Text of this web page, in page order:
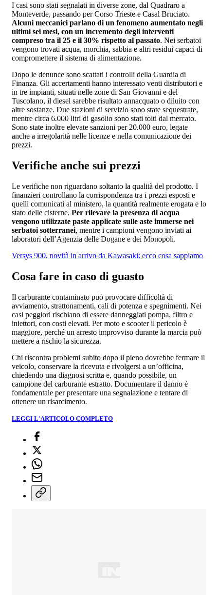
I casi sono stati segnalati in diverse zone, dal Quadraro a
Monteverde, passando per Corso Trieste e Casal Bruciato.
Alcuni meccanici parlano di un fenomeno aumentato negli
ultimi sei mesi, con un incremento degli interventi
compreso tra il 25 e il 30% rispetto al passato. Nei serbatoi
vengono trovati acqua, morchia, sabbia e altri residui capaci di
compromettere il sistema di alimentazione.
Dopo le denunce sono scattati i controlli della Guardia di
Finanza. Gli accertamenti hanno interessato venti distributori e
in tre impianti, situati nelle zone di San Giovanni e del
Tuscolano, il diesel sarebbe risultato annacquato o diluito con
altre sostanze. Due stazioni di servizio sono state sequestrate,
mentre circa 6.000 litri di gasolio sono stati tolti dal mercato.
Sono state inoltre elevate sanzioni per 20.000 euro, legate
anche a irregolarità nelle licenze e nella comunicazione dei
prezzi.
Verifiche anche sui prezzi
Le verifiche non riguardano soltanto la qualità del prodotto. I
finanzieri controllano la corrispondenza tra i prezzi esposti e
quelli comunicati al ministero, la quantità realmente erogata e lo
stato delle cisterne. Per rilevare la presenza di acqua
vengono utilizzate paste applicate sulle aste immerse nei
serbatoi sotterranei, mentre i campioni vengono inviati ai
laboratori dell’Agenzia delle Dogane e dei Monopoli.
Versys 900, novità in arrivo da Kawasaki: ecco cosa sappiamo
Cosa fare in caso di guasto
Il carburante contaminato può provocare difficoltà di
avviamento, strattonamenti, cali di potenza e spegnimenti. Nei
casi peggiori rischiano di essere danneggiati pompa, filtro e
iniettori, con costi elevati. Per moto e scooter il pericolo è
maggiore, perché un arresto improvviso durante la marcia può
mettere a rischio la sicurezza.
Chi riscontra problemi subito dopo il pieno dovrebbe fermare il
veicolo, conservare la ricevuta e rivolgersi a un’officina,
chiedendo una diagnosi scritta e, quando possibile, un
campione del carburante estratto. Documentare il danno è
fondamentale per presentare una segnalazione e tentare di
ottenere un risarcimento.
LEGGI L'ARTICOLO COMPLETO